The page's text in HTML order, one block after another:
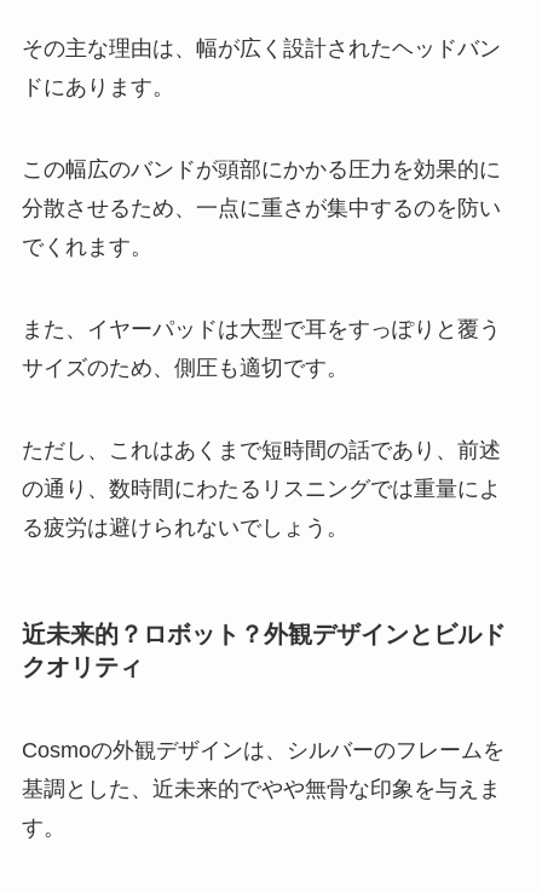
その主な理由は、幅が広く設計されたヘッドバン
ドにあります。
この幅広のバンドが頭部にかかる圧力を効果的に
分散させるため、一点に重さが集中するのを防い
でくれます。
また、イヤーパッドは大型で耳をすっぽりと覆う
サイズのため、側圧も適切です。
ただし、これはあくまで短時間の話であり、前述
の通り、数時間にわたるリスニングでは重量によ
る疲労は避けられないでしょう。
近未来的？ロボット？外観デザインとビルド
クオリティ
Cosmoの外観デザインは、シルバーのフレームを
基調とした、近未来的でやや無骨な印象を与えま
す。